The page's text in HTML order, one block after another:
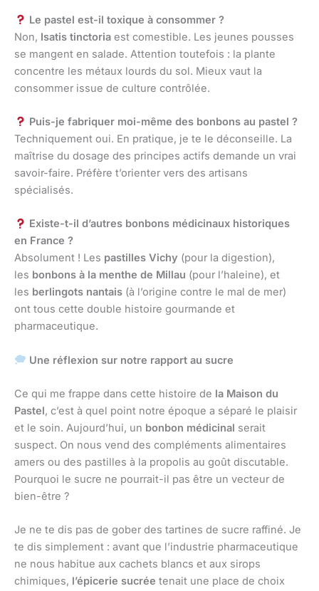
Le pastel est-il toxique à consommer ?
Non, Isatis tinctoria est comestible. Les jeunes pousses
se mangent en salade. Attention toutefois : la plante
concentre les métaux lourds du sol. Mieux vaut la
consommer issue de culture contrôlée.
Puis-je fabriquer moi-même des bonbons au pastel ?
Techniquement oui. En pratique, je te le déconseille. La
maîtrise du dosage des principes actifs demande un vrai
savoir-faire. Préfère t’orienter vers des artisans
spécialisés.
Existe-t-il d’autres bonbons médicinaux historiques
en France ?
Absolument ! Les pastilles Vichy (pour la digestion),
les bonbons à la menthe de Millau (pour l’haleine), et
les berlingots nantais (à l’origine contre le mal de mer)
ont tous cette double histoire gourmande et
pharmaceutique.
Une réflexion sur notre rapport au sucre
Ce qui me frappe dans cette histoire de la Maison du
Pastel, c’est à quel point notre époque a séparé le plaisir
et le soin. Aujourd’hui, un bonbon médicinal serait
suspect. On nous vend des compléments alimentaires
amers ou des pastilles à la propolis au goût discutable.
Pourquoi le sucre ne pourrait-il pas être un vecteur de
bien-être ?
Je ne te dis pas de gober des tartines de sucre raffiné. Je
te dis simplement : avant que l’industrie pharmaceutique
ne nous habitue aux cachets blancs et aux sirops
chimiques, l’épicerie sucrée tenait une place de choix